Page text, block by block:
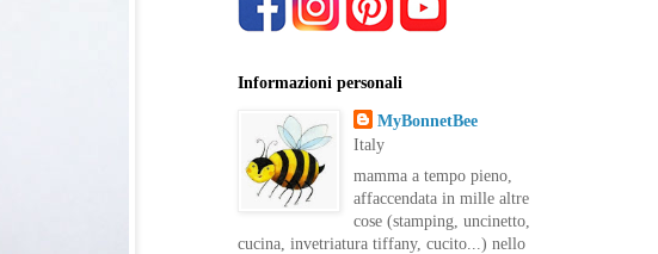
Informazioni personali
MyBonnetBee
Italy
mamma a tempo pieno,
affaccendata in mille altre
cose (stamping, uncinetto,
cucina, invetriatura tiffany, cucito...) nello